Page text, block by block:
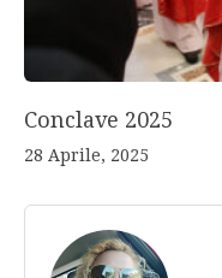
Conclave 2025
28 Aprile, 2025